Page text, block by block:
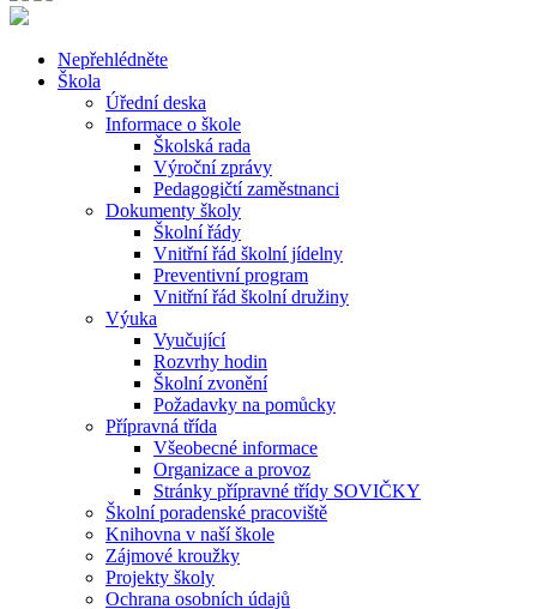
Nepřehlédněte
Škola
Úřední deska
Informace o škole
Školská rada
Výroční zprávy
Pedagogičtí zaměstnanci
Dokumenty školy
Školní řády
Vnitřní řád školní jídelny
Preventivní program
Vnitřní řád školní družiny
Výuka
Vyučující
Rozvrhy hodin
Školní zvonění
Požadavky na pomůcky
Přípravná třída
Všeobecné informace
Organizace a provoz
Stránky přípravné třídy SOVIČKY
Školní poradenské pracoviště
Knihovna v naší škole
Zájmové kroužky
Projekty školy
Ochrana osobních údajů